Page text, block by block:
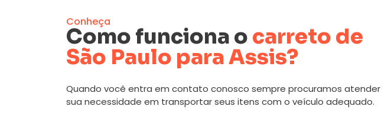
Conheça
Como funciona o carreto de
São Paulo para Assis?
Quando você entra em contato conosco sempre procuramos atender
sua necessidade em transportar seus itens com o veículo adequado.